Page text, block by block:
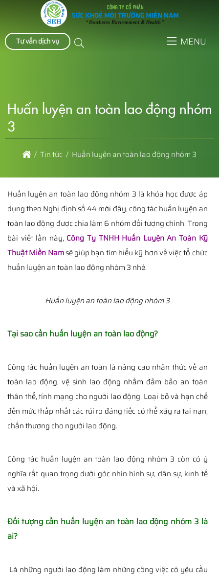
Tư vấn dịch vụ MENU
Huấn luyện an toàn lao động nhóm
3
Tin tức Huấn luyện an toàn lao động nhóm 3
Huấn luyện an toàn lao động nhóm 3 là khóa học được áp
dụng theo Nghị định số 44 mới đây, công tác huấn luyện an
toàn lao động được chia làm 6 nhóm đối tượng chính. Trong
bài viết lần này, Công Ty TNHH Huấn Luyện An Toàn Kỹ
Thuật Miền Namsẽ giúp bạn tìm hiểu kỹ hơn về việc tổ chức
huấn luyện an toàn lao động nhóm 3 nhé.
Huấn luyện an toàn lao động nhóm 3
Tại sao cần huấn luyện an toàn lao động?
Công tác huấn luyện an toàn là nâng cao nhận thức về an
toàn lao động, vệ sinh lao động nhằm đảm bảo an toàn
thân thể, tính mạng cho người lao động. Loại bỏ và hạn chế
đến mức thấp nhất các rủi ro đáng tiếc có thể xảy ra tai nạn,
chấn thương cho người lao động.
Công tác huấn luyện an toàn lao động nhóm 3 còn có ý
nghĩa rất quan trọng dưới góc nhìn hình sự, dân sự, kinh tế
và xã hội.
Đối tượng cần huấn luyện an toàn lao động nhóm 3 là
ai?
Là những người lao động làm những công việc có yêu cầu